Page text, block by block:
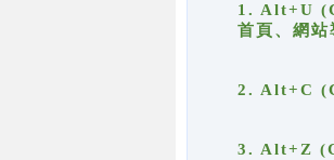
1. Alt+U
首頁、網站
2. Alt+C
3. Alt+Z